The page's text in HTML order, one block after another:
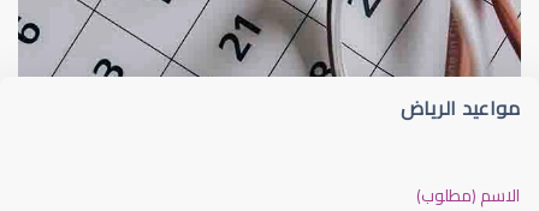
مواعيد الرياض
الاسم (مطلوب)